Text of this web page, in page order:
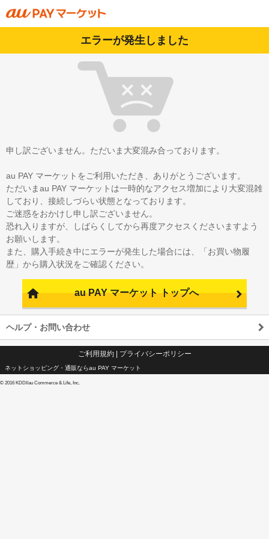
エラーが発生しました
申し訳ございません。ただいま大変混み合っております。
au PAY マーケットをご利用いただき、ありがとうございます。
ただいまau PAY マーケットは一時的なアクセス増加により大変混雑
しており、接続しづらい状態となっております。
ご迷惑をおかけし申し訳ございません。
恐れ入りますが、しばらくしてから再度アクセスくださいますよう
お願いします。
また、購入手続き中にエラーが発生した場合には、「お買い物履
歴」から購入状況をご確認ください。
au PAY マーケット トップへ
ヘルプ・お問い合わせ
ご利用規約| プライバシーポリシー
ネットショッピング・通販ならau PAY マーケット
© 2016 KDDI/au Commerce & Life, Inc.